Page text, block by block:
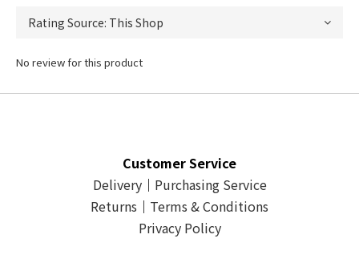
No review for this product
Customer Service
Delivery｜ Purchasing Service
Returns ｜ Terms & Conditions
Privacy Policy